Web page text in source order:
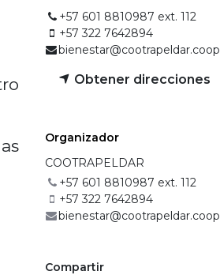
+57 601 8810987 ext. 112
+57 322 7642894
bienestar@cootrapeldar.coop
Obtener direcciones
Organizado​r​
COOTRAPELDAR
+57 601 8810987 ext. 112
+57 322 7642894
bienestar@cootrapeldar.coop
Compartir